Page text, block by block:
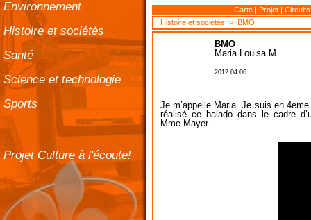
Environnement
Histoire et sociétés
Santé
Science et technologie
Sports
Projet Culture à l'écoute!
Carte | Projet |
Histoire et sociétés > BMO
BMO
Maria Louisa M.
2012 04 06
Je m’appelle Maria. Je suis en
réalisé ce balado dans le cadre
Mme Mayer.